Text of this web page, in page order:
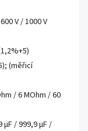
V / 1000 V
(měřicí
/ 6 MOhm / 60
µF / 999,9 µF /